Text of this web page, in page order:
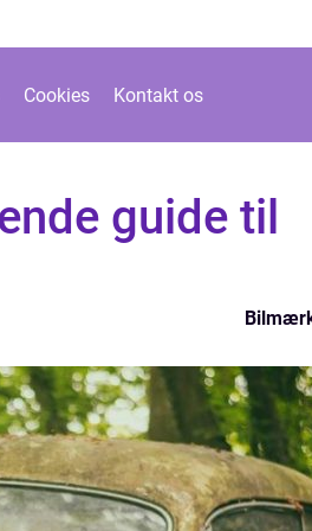
Cookies Kontakt os
guide til